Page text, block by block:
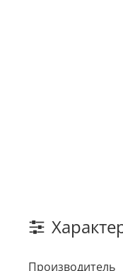
Производитель